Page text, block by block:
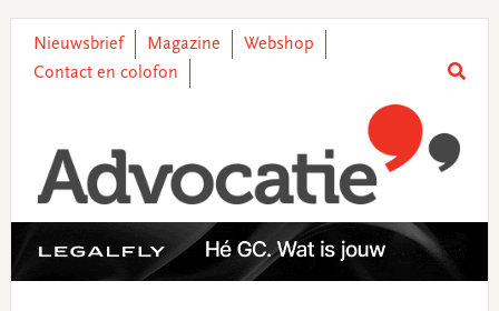
primary
main
primary
footer
Nieuwsbrief Magazine
Webshop
Contact en colofon